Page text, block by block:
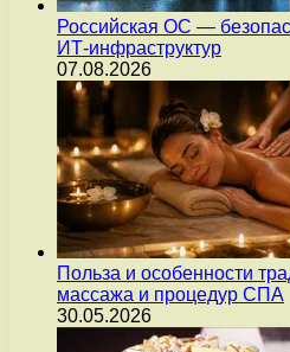
Российская ОС —
ИТ-инфраструктур
07.08.2026
Польза и особенности
массажа и процедур СПА
30.05.2026